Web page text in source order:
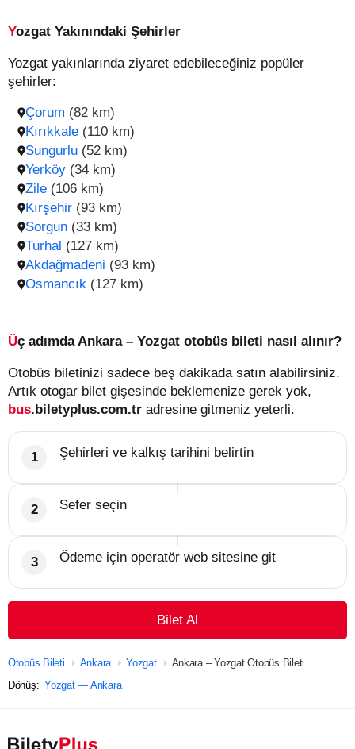
Yozgat Yakınındaki Şehirler
Yozgat yakınlarında ziyaret edebileceğiniz popüler
şehirler:
Çorum (82 km)
Kırşehir (93 km)
Kırıkkale (110 km)
Sorgun (33 km)
Sungurlu (52 km)
Turhal (127 km)
Yerköy (34 km)
Akdağmadeni (93 km)
Zile (106 km)
Osmancık (127 km)
Üç adımda Ankara – Yozgat otobüs bileti nasıl alınır?
Otobüs biletinizi sadece beş dakikada satın alabilirsiniz.
Artık otogar bilet gişesinde beklemenize gerek yok,
bus.biletyplus.com.tr adresine gitmeniz yeterli.
Şehirleri ve kalkış tarihini belirtin
Sefer seçin
Ödeme için operatör web sitesine git
Bilet Al
Otobüs Bileti Ankara Yozgat
Ankara – Yozgat Otobüs Bileti
Dönüş: Yozgat — Ankara